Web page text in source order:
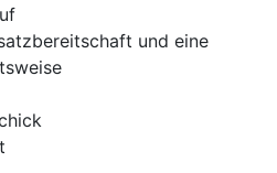
und eine